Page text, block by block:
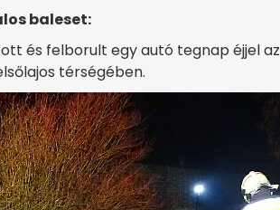
baleset:
és felborult egy autó tegnap éjjel az
térségében.